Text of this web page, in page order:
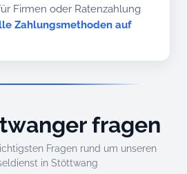
Firmen oder Ratenzahlung
Zahlungsmethoden auf
fragen
Fragen rund um unseren
in Stöttwang